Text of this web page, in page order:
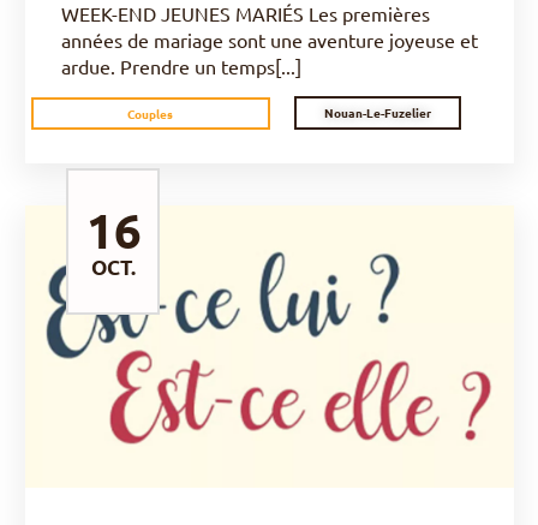
WEEK-END JEUNES MARIÉS Les premières
années de mariage sont une aventure joyeuse et
ardue. Prendre un temps[...]
Couples Nouan-Le-Fuzelier
OCT.
16